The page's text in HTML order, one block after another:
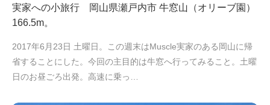
実家への小旅行 岡山県瀬戸内市 牛窓山（オリーブ園）
166.5m。
2017年6月23日 土曜日。この週末はMuscle実家のある岡山に帰
省することにした。今回の主目的は牛窓へ行ってみること。土曜
日のお昼ごろ出発。高速に乗っ…